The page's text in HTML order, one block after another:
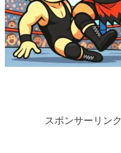
スポンサーリンク